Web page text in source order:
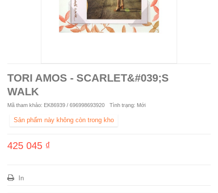
TORI AMOS - SCARLET&#039;S
WALK
Mã tham khảo: EK86939 / 696998693920 Tình trạng: Mới
Sản phẩm này không còn trong kho
425 045 ₫
In